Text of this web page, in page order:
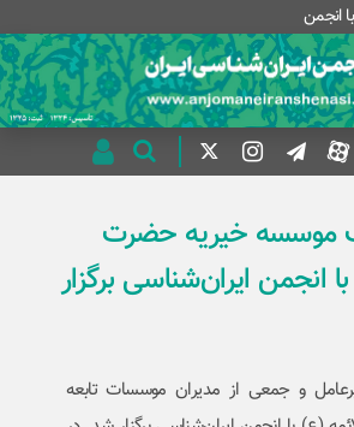
انجمن
خیریه حضرت
انجمن ایران‌شناسی برگزار
و جمعی از مدیران موسسات تابعه